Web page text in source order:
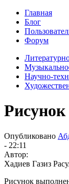
Главная
Блог
Форум
Научно-
Опубликовано
- 22:11
Автор:
Хадиев Газиз
Рисунок